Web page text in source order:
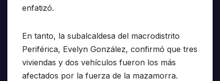
enfatizó.
En tanto, la subalcaldesa del macrodistrito
Periférica, Evelyn González, confirmó que tres
viviendas y dos vehículos fueron los más
afectados por la fuerza de la mazamorra.